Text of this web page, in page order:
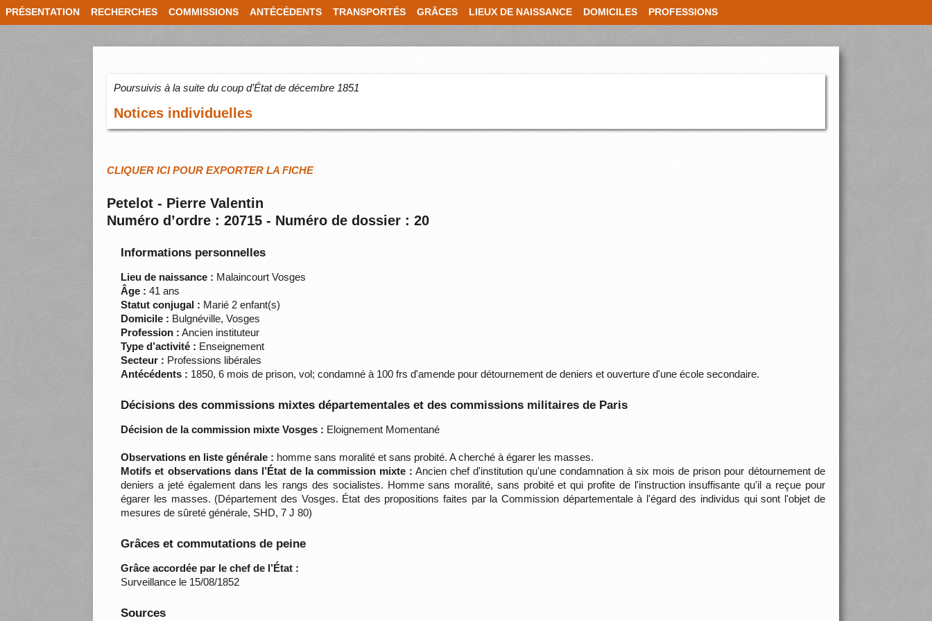
PRÉSENTATION RECHERCHES COMMISSIONS ANTÉCÉDENTS TRANSPORTÉS GRÂCES LIEUX DE NAISSANCE DOMICILES PROFESSIONS
Poursuivis à la suite du coup d’État de décembre 1851
Notices individuelles
CLIQUER ICI POUR EXPORTER LA FICHE
Petelot - Pierre Valentin
Numéro d’ordre : 20715 - Numéro de dossier : 20
Informations personnelles
Lieu de naissance : Malaincourt Vosges
Âge : 41 ans
Statut conjugal : Marié 2 enfant(s)
Domicile : Bulgnéville, Vosges
Profession : Ancien instituteur
Type d’activité : Enseignement
Secteur : Professions libérales
Antécédents : 1850, 6 mois de prison, vol; condamné à 100 frs d'amende pour détournement de deniers et ouverture d'une école secondaire.
Décisions des commissions mixtes départementales et des commissions militaires de Paris
Décision de la commission mixte Vosges : Eloignement Momentané
Observations en liste générale : homme sans moralité et sans probité. A cherché à égarer les masses.
Motifs et observations dans l’État de la commission mixte : Ancien chef d'institution qu'une condamnation à six mois de prison pour détournement de
deniers a jeté également dans les rangs des socialistes. Homme sans moralité, sans probité et qui profite de l'instruction insuffisante qu'il a reçue pour
égarer les masses. (Département des Vosges. État des propositions faites par la Commission départementale à l'égard des individus qui sont l'objet de
mesures de sûreté générale, SHD, 7 J 80)
Grâces et commutations de peine
Grâce accordée par le chef de l’État :
Surveillance le 15/08/1852
Sources